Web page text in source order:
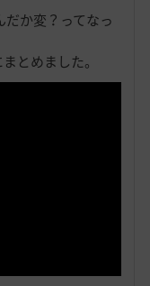
か変？ってなっ
とめました。